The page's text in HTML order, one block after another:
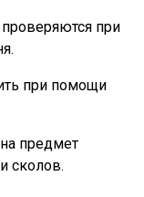
при
при помощи
предмет
сколов.